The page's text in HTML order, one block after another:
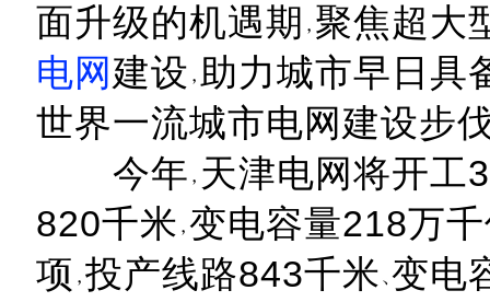
面升级的机遇期 聚焦超大
电网 建设 助力城市早日具
世界一流城市电网建设步
今年 天津电网将开工
820千米 变电容量218万
项 投产线路843千米 变电